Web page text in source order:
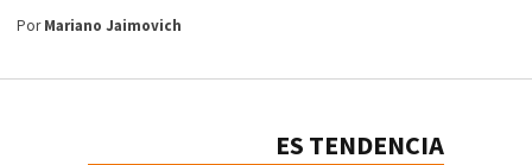
PorMariano Jaimovich
ES TENDENCIA